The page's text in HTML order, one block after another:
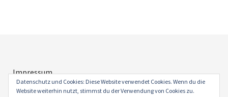
Impressum
Datenschutz
Datenschutz und Cookies: Diese Website verwendet Cookies. Wenn du die
Website weiterhin nutzt, stimmst du der Verwendung von Cookies zu.